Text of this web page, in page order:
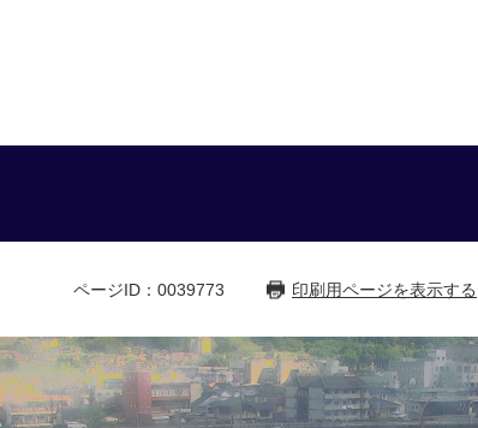
ページID：0039773 印刷用ページを表示する